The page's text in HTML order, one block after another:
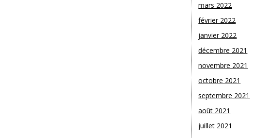
mars 2022
février 2022
janvier 2022
décembre 2021
novembre 2021
octobre 2021
septembre 2021
août 2021
juillet 2021